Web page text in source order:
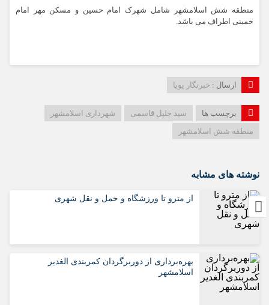
منطقه شش اسلامشهر شامل شهرک امام حسین و مسکن مهر امام
خمینی اطراف می باشد.
ارسال : خبرنگار پویا
برچسب ها سید جلیل قاسمی
شهرداری اسلامشهر
منطقه شش اسلامشهر
نوشته های مشابه
از مترو تا ورزشگاه و حمل‌ و نقل شهری
بهره‌برداری از دوربرگردان کمربندی الغدیر
اسلامشهر